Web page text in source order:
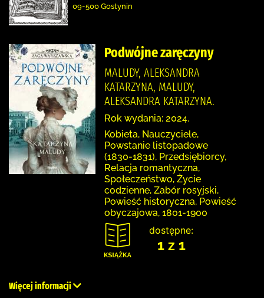
09-500 Gostynin
Podwójne zaręczyny
MALUDY, ALEKSANDRA
KATARZYNA, MALUDY,
ALEKSANDRA KATARZYNA.
Rok wydania: 2024.
Kobieta, Nauczyciele,
Powstanie listopadowe
(1830-1831), Przedsiębiorcy,
Relacja romantyczna,
Społeczeństwo, Życie
codzienne, Zabór rosyjski,
Powieść historyczna, Powieść
obyczajowa, 1801-1900
dostępne:
1 z 1
Więcej informacji